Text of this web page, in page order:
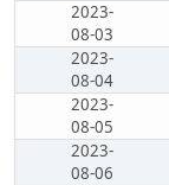
2023-
08-03
2023-
08-04
2023-
08-05
2023-
08-06